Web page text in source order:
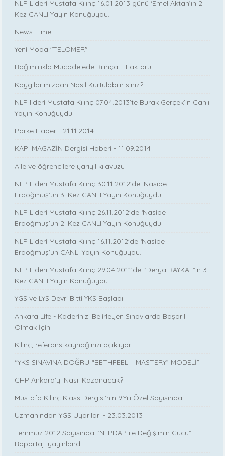
NLP Lideri Mustafa Kılınç 16.01.2013 günü ‘Emel Aktan’ın 2.
Kez CANLI Yayın Konuğuydu.
News Time
Yeni Moda "TELOMER"
Bağımlılıkla Mücadelede Bilinçaltı Faktörü
Kaygılarımızdan Nasıl Kurtulabilir siniz?
NLP lideri Mustafa Kılınç 07.04.2013’te Burak Gerçek’in Canlı
Yayın Konuğuydu
Parke Haber - 21.11.2014
KAPI MAGAZİN Dergisi Haberi - 11.09.2014
Aile ve öğrencilere yarıyıl kılavuzu
NLP Lideri Mustafa Kılınç 30.11.2012'de ‘Nasibe
Erdoğmuş’un 3. Kez CANLI Yayın Konuğuydu.
NLP Lideri Mustafa Kılınç 26.11.2012'de ‘Nasibe
Erdoğmuş’un 2. Kez CANLI Yayın Konuğuydu.
NLP Lideri Mustafa Kılınç 16.11.2012'de ‘Nasibe
Erdoğmuş’un CANLI Yayın Konuğuydu.
NLP Lideri Mustafa Kılınç 29.04.2011'de “Derya BAYKAL”ın 3.
Kez CANLI Yayın Konuğuydu
YGS ve LYS Devri Bitti YKS Başladı
Ankara Life - Kaderinizi Belirleyen Sınavlarda Başarılı
Olmak İçin
Kılınç, referans kaynağınızı açıklıyor
“YKS SINAVINA DOĞRU “BETHFEEL – MASTERY” MODELİ”
CHP Ankara'yı Nasıl Kazanacak?
Mustafa Kılınç Klass Dergisi'nin 9.Yılı Özel Sayısında
Uzmanından YGS Uyarıları - 23.03.2013
Temmuz 2012 Sayısında “NLPDAP ile Değişimin Gücü”
Röportajı yayınlandı.